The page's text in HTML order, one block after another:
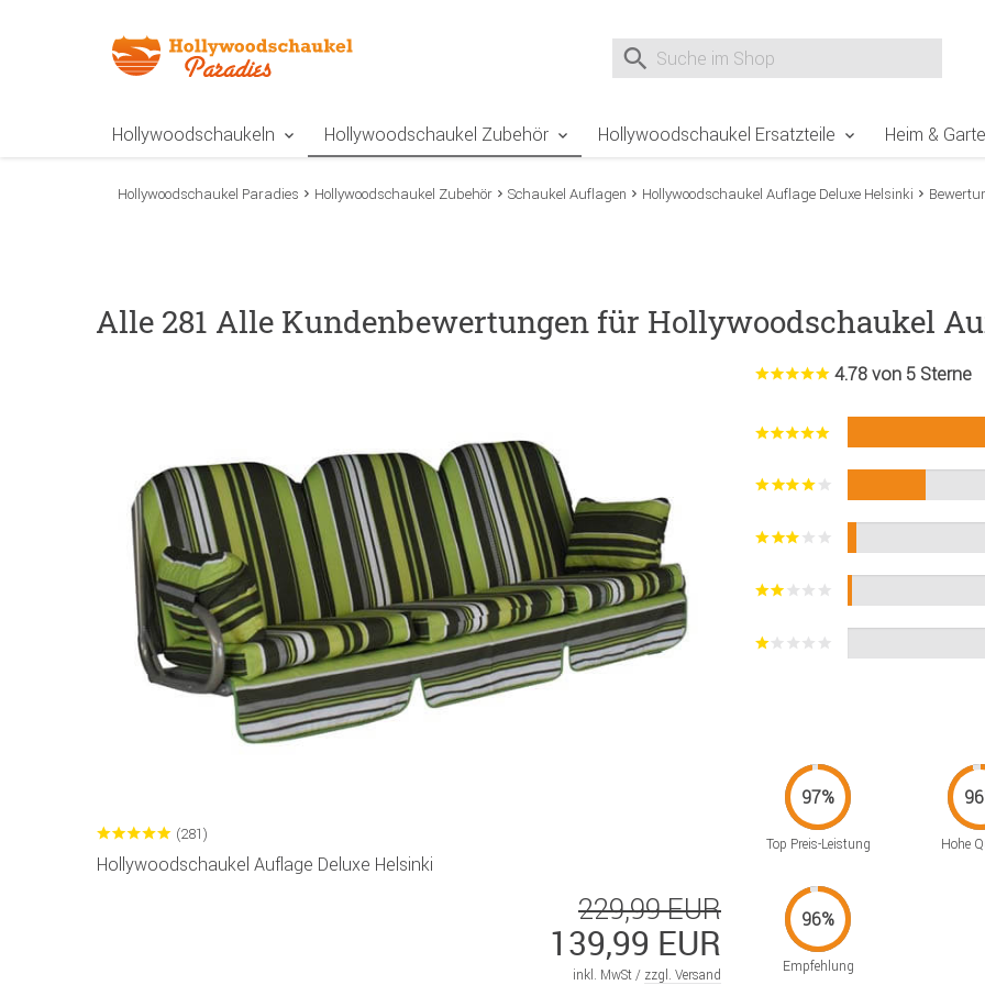
Suche nach
Hollywoodschaukeln Hollywoodschaukel Zubehör Hollywoodschaukel Ersatzteile Heim &
Hollywoodschaukel Paradies Hollywoodschaukel Zubehör Schaukel Auflagen Hollywoodschaukel Auflage Deluxe Helsinki
Alle 281 Alle Kundenbewertungen für Hollywoodschaukel
(281)
Hollywoodschaukel Auflage Deluxe Helsinki
229,99 EUR
139,99 EUR
inkl. MwSt / zzgl. Versand
4.78 von 5 Sterne
Top Preis-Leistung Hohe
Empfehlung